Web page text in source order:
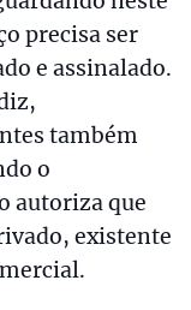
precisa ser
e assinalado.
também
o
autoriza que
existente